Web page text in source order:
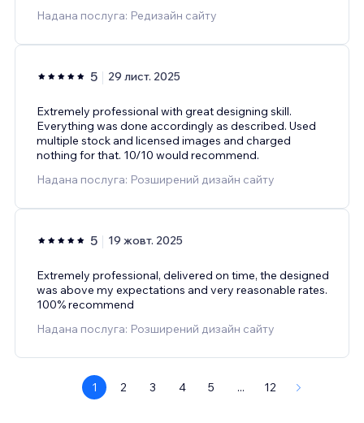
Надана послуга: Редизайн сайту
5 29 лист. 2025
Extremely professional with great designing skill.
Everything was done accordingly as described. Used
multiple stock and licensed images and charged
nothing for that. 10/10 would recommend.
Надана послуга: Розширений дизайн сайту
5 19 жовт. 2025
Extremely professional, delivered on time, the designed
was above my expectations and very reasonable rates.
100% recommend
Надана послуга: Розширений дизайн сайту
1 2 3 4 5 ... 12